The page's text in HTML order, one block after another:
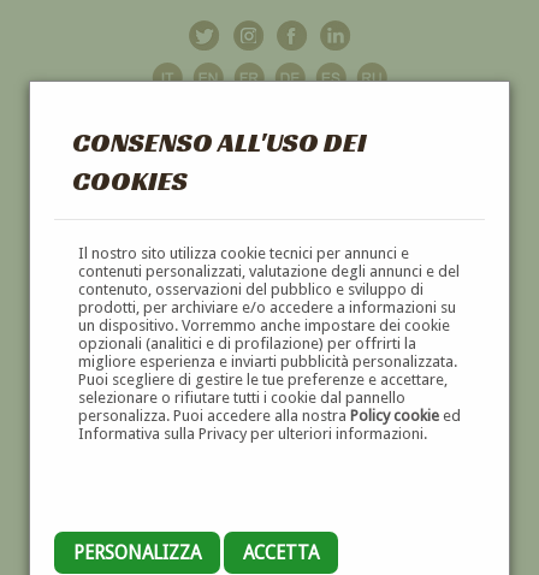
CONSENSO ALL'USO DEI
COOKIES
Il nostro sito utilizza cookie tecnici per annunci e
contenuti personalizzati, valutazione degli annunci e del
contenuto, osservazioni del pubblico e sviluppo di
prodotti, per archiviare e/o accedere a informazioni su
un dispositivo. Vorremmo anche impostare dei cookie
opzionali (analitici e di profilazione) per offrirti la
migliore esperienza e inviarti pubblicità personalizzata.
Puoi scegliere di gestire le tue preferenze e accettare,
selezionare o rifiutare tutti i cookie dal pannello
personalizza. Puoi accedere alla nostra Policy cookieed
Informativa sulla Privacy per ulteriori informazioni.
PERSONALIZZA ACCETTA
GALLERIAD'ARTE
DIPINTI E SCULTURE '800 E '900